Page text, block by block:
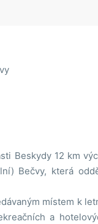
Beskydy 12 km
Bečvy, která
místem k
a